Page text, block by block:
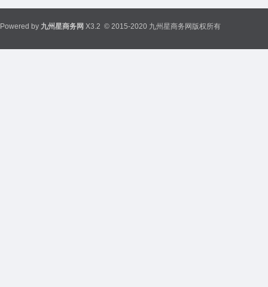
Powered by 九州星商务网 X3.2 © 2015-2020 九州星商务网版权所有